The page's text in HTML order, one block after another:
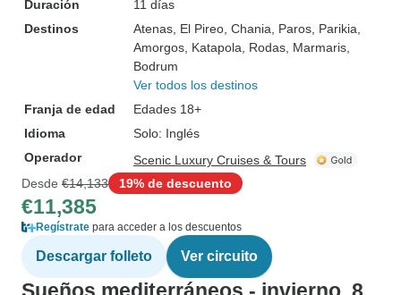
Duración
11 días
Destinos
Atenas , El Pireo , Chania , Paros , Parikia
Amorgos , Katapola , Rodas , Marmaris
Bodrum
Ver todos los destinos
Franja de edad
Edades 18+
Idioma
Solo: Inglés
Operador
Scenic Luxury Cruises & Tours
Desde €14,133 19% de descuento
€11,385
Regístrate para acceder a los descuentos
Descargar folleto Ver circuito